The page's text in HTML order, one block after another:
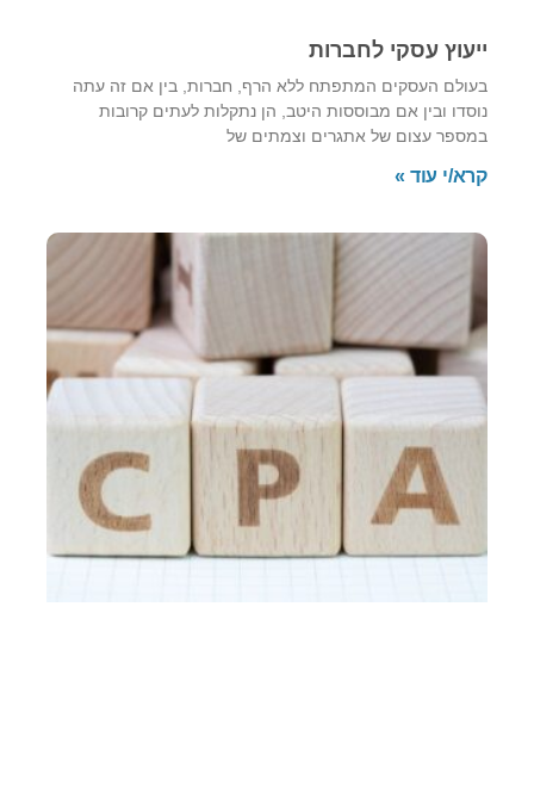
ייעוץ עסקי לחברות
בעולם העסקים המתפתח ללא הרף, חברות, בין אם זה עתה
נוסדו ובין אם מבוססות היטב, הן נתקלות לעתים קרובות
במספר עצום של אתגרים וצמתים של
קרא/י עוד »